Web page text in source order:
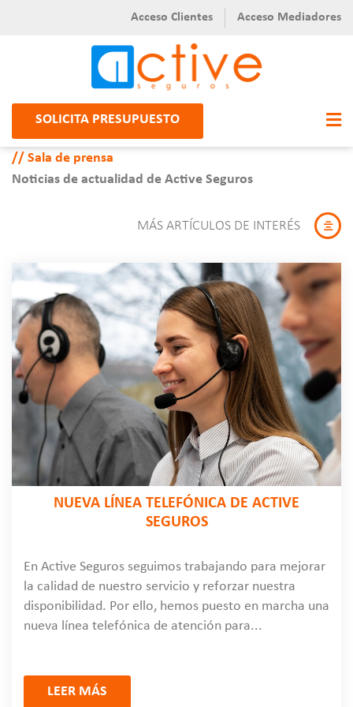
Acceso Clientes Acceso Mediadores
SOLICITA PRESUPUESTO
Sala de prensa
Noticias de actualidad de Active Seguros
MÁS ARTÍCULOS DE INTERÉS
NUEVA LÍNEA TELEFÓNICA DE ACTIVE
SEGUROS
En Active Seguros seguimos trabajando para mejorar
la calidad de nuestro servicio y reforzar nuestra
disponibilidad. Por ello, hemos puesto en marcha una
nueva línea telefónica de atención para...
LEER MÁS